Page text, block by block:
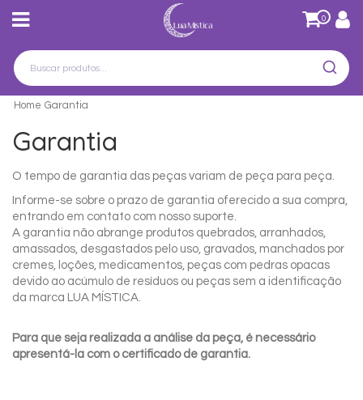
0
Home Garantia
Garantia
O tempo de garantia das peças variam de peça para peça.
Informe-se sobre o prazo de garantia oferecido a sua compra,
entrando em contato com nosso suporte.
A garantia não abrange produtos quebrados, arranhados,
amassados, desgastados pelo uso, gravados, manchados por
cremes, loções, medicamentos, peças com pedras opacas
devido ao acúmulo de resíduos ou peças sem a identificação
da marca LUA MÍSTICA.
Para que seja realizada a análise da peça, é necessário
apresentá-la com o certificado de garantia.